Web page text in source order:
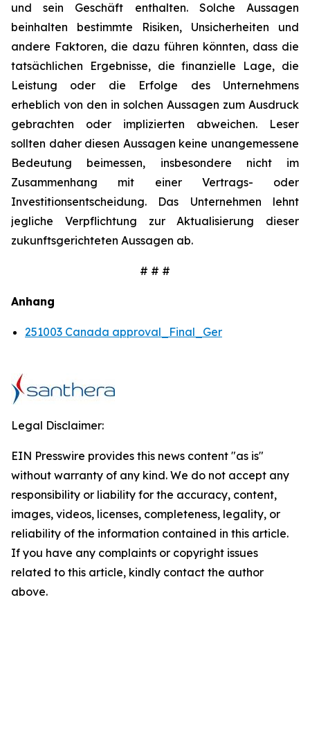
und sein Geschäft enthalten. Solche Aussagen
beinhalten bestimmte Risiken, Unsicherheiten und
andere Faktoren, die dazu führen könnten, dass die
tatsächlichen Ergebnisse, die finanzielle Lage, die
Leistung oder die Erfolge des Unternehmens
erheblich von den in solchen Aussagen zum Ausdruck
gebrachten oder implizierten abweichen. Leser
sollten daher diesen Aussagen keine unangemessene
Bedeutung beimessen, insbesondere nicht im
Zusammenhang mit einer Vertrags- oder
Investitionsentscheidung. Das Unternehmen lehnt
jegliche Verpflichtung zur Aktualisierung dieser
zukunftsgerichteten Aussagen ab.
# # #
Anhang
251003 Canada approval_Final_Ger
Legal Disclaimer:
EIN Presswire provides this news content "as is"
without warranty of any kind. We do not accept any
responsibility or liability for the accuracy, content,
images, videos, licenses, completeness, legality, or
reliability of the information contained in this article.
If you have any complaints or copyright issues
related to this article, kindly contact the author
above.